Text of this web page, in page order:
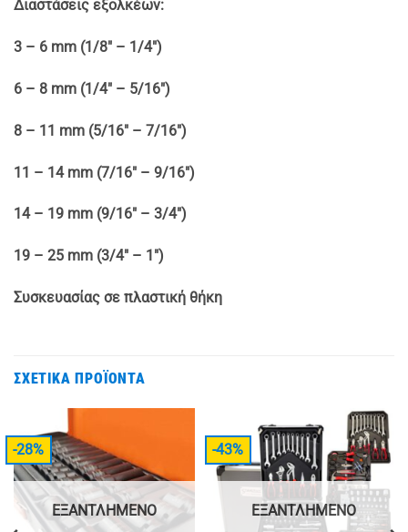
Διαστάσεις εξολκέων:
3 – 6 mm (1/8″ – 1/4″)
6 – 8 mm (1/4″ – 5/16″)
8 – 11 mm (5/16″ – 7/16″)
11 – 14 mm (7/16″ – 9/16″)
14 – 19 mm (9/16″ – 3/4″)
19 – 25 mm (3/4″ – 1″)
Συσκευασίας σε πλαστική θήκη
ΣΧΕΤΙΚΆ ΠΡΟΪΌΝΤΑ
-28%
ΕΞΑΝΤΛΗΜΈΝΟ
-43%
ΕΞΑΝΤΛΗΜΈΝΟ